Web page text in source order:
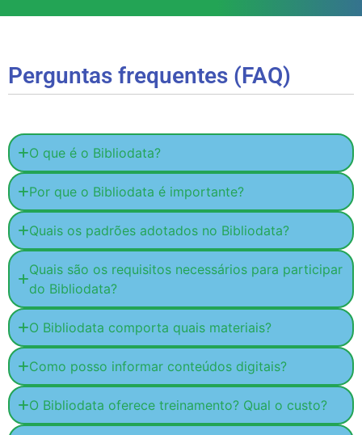
Perguntas frequentes (FAQ)
O que é o Bibliodata?
Por que o Bibliodata é importante?
Quais os padrões adotados no Bibliodata?
Quais são os requisitos necessários para participar
do Bibliodata?
O Bibliodata comporta quais materiais?
Como posso informar conteúdos digitais?
O Bibliodata oferece treinamento? Qual o custo?